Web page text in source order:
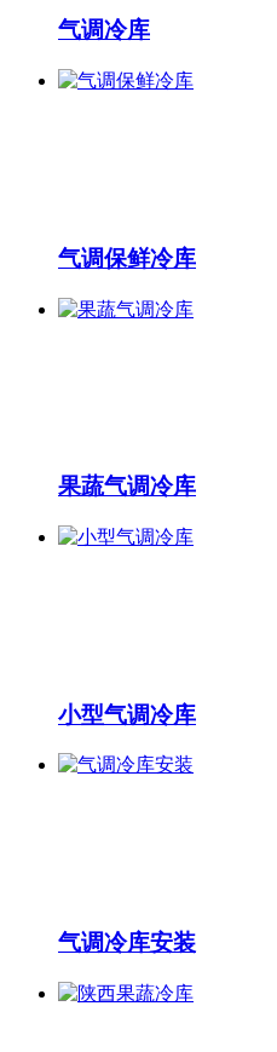
气调冷库
气调保鲜冷库
果蔬气调冷库
小型气调冷库
气调冷库安装